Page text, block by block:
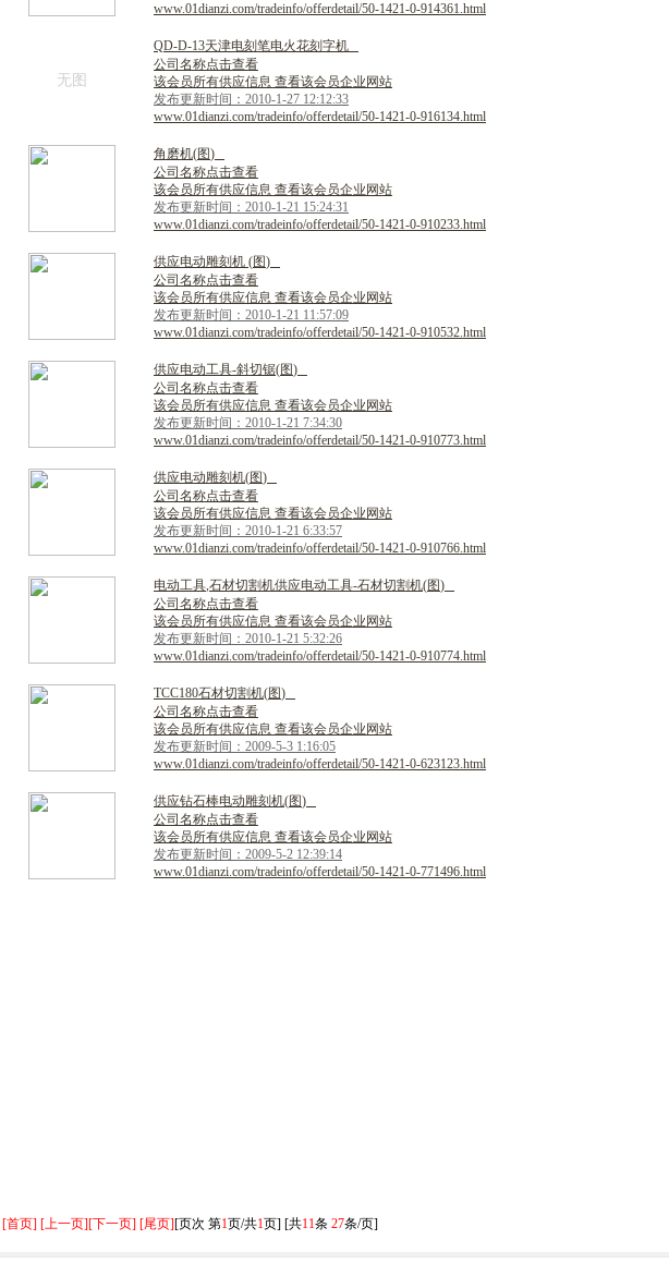
www.01dianzi.com/tradeinfo/offerdetail/50-1421-0-914361.html
无图
QD-D-13天津电刻 笔电火花刻 字机
公司名称点击查看
该会员所有供应信息 查看该会员企业网站
发布更新时间：2010-1-27 12:12:33
www.01dianzi.com/tradeinfo/offerdetail/50-1421-0-916134.html
角 磨机(图)
公司名称点击查看
该会员所有供应信息 查看该会员企业网站
发布更新时间：2010-1-21 15:24:31
www.01dianzi.com/tradeinfo/offerdetail/50-1421-0-910233.html
供应电动雕刻 机 (图)
公司名称点击查看
该会员所有供应信息 查看该会员企业网站
发布更新时间：2010-1-21 11:57:09
www.01dianzi.com/tradeinfo/offerdetail/50-1421-0-910532.html
供应电动工具-斜切锯(图)
公司名称点击查看
该会员所有供应信息 查看该会员企业网站
发布更新时间：2010-1-21 7:34:30
www.01dianzi.com/tradeinfo/offerdetail/50-1421-0-910773.html
供应电动雕刻 机(图)
公司名称点击查看
该会员所有供应信息 查看该会员企业网站
发布更新时间：2010-1-21 6:33:57
www.01dianzi.com/tradeinfo/offerdetail/50-1421-0-910766.html
电动工具,石材切割机供应电动工具-石材切割机(图)
公司名称点击查看
该会员所有供应信息 查看该会员企业网站
发布更新时间：2010-1-21 5:32:26
www.01dianzi.com/tradeinfo/offerdetail/50-1421-0-910774.html
TCC180石材切割机(图)
公司名称点击查看
该会员所有供应信息 查看该会员企业网站
发布更新时间：2009-5-3 1:16:05
www.01dianzi.com/tradeinfo/offerdetail/50-1421-0-623123.html
供应钻石棒电动雕刻 机(图)
公司名称点击查看
该会员所有供应信息 查看该会员企业网站
发布更新时间：2009-5-2 12:39:14
www.01dianzi.com/tradeinfo/offerdetail/50-1421-0-771496.html
[首页] [上一页][下一页] [尾页][页次 第1页/共1页] [共11条 27条/页]